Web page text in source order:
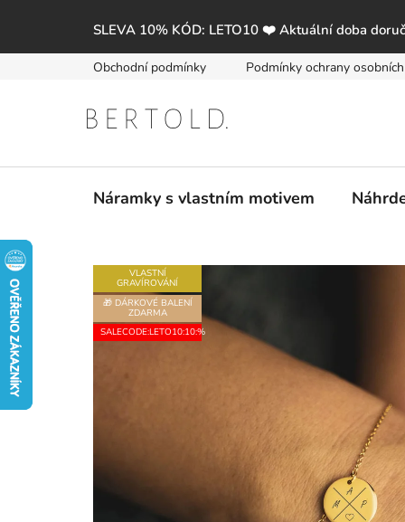
obsah
SLEVA 10% KÓD: LETO10 ❤️ Aktuální doba
Obchodní podmínky Podmínky ochrany
Náramky s vlastním motivem
VLASTNÍ
GRAVÍROVÁNÍ
🎁 DÁRKOVÉ BALENÍ
ZDARMA
SALECODE:LETO10:10:%